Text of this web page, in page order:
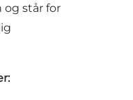
og står for